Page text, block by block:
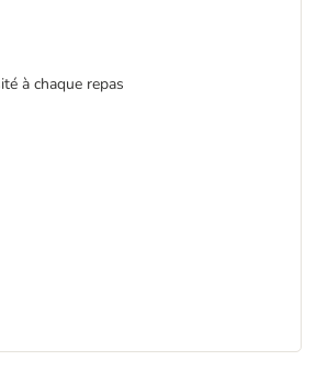
à chaque repas